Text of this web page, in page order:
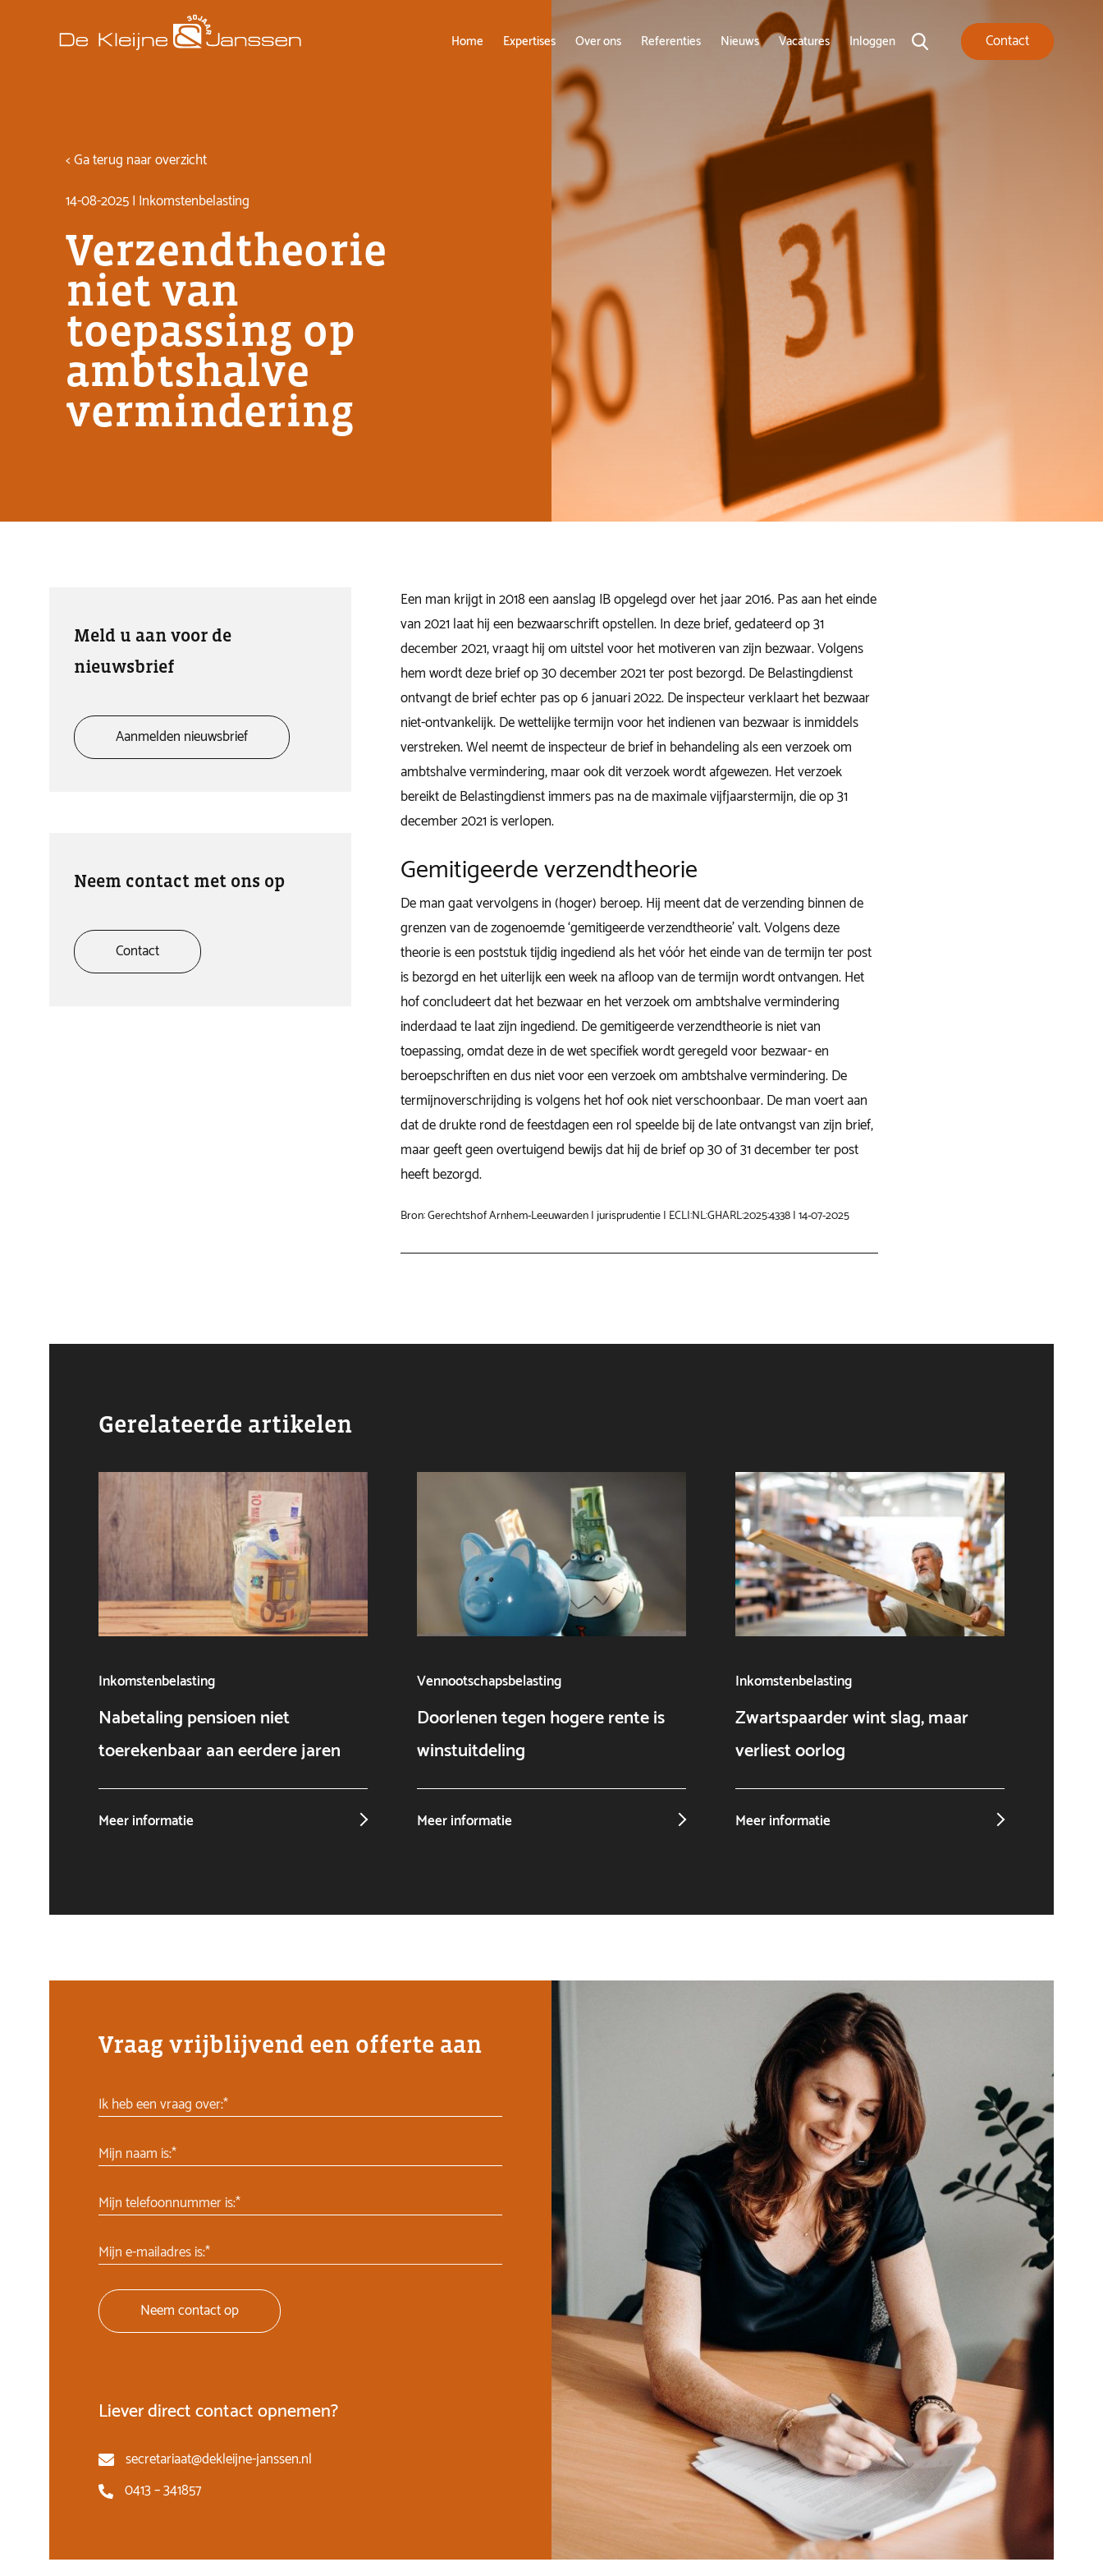
Home Expertises Over ons Referenties Nieuws Vacatures Inloggen Contact
< Ga terug naar overzicht
14-08-2025 | Inkomstenbelasting
Verzendtheorie
niet van
toepassing op
ambtshalve
vermindering
Meld u aan voor de
nieuwsbrief
Aanmelden nieuwsbrief
Neem contact met ons op
Contact
Een man krijgt in 2018 een aanslag IB opgelegd over het jaar 2016. Pas aan het einde
van 2021 laat hij een bezwaarschrift opstellen. In deze brief, gedateerd op 31
december 2021, vraagt hij om uitstel voor het motiveren van zijn bezwaar. Volgens
hem wordt deze brief op 30 december 2021 ter post bezorgd. De Belastingdienst
ontvangt de brief echter pas op 6 januari 2022. De inspecteur verklaart het bezwaar
niet-ontvankelijk. De wettelijke termijn voor het indienen van bezwaar is inmiddels
verstreken. Wel neemt de inspecteur de brief in behandeling als een verzoek om
ambtshalve vermindering, maar ook dit verzoek wordt afgewezen. Het verzoek
bereikt de Belastingdienst immers pas na de maximale vijfjaarstermijn, die op 31
december 2021 is verlopen.
Gemitigeerde verzendtheorie
De man gaat vervolgens in (hoger) beroep. Hij meent dat de verzending binnen de
grenzen van de zogenoemde ‘gemitigeerde verzendtheorie’ valt. Volgens deze
theorie is een poststuk tijdig ingediend als het vóór het einde van de termijn ter post
is bezorgd en het uiterlijk een week na afloop van de termijn wordt ontvangen. Het
hof concludeert dat het bezwaar en het verzoek om ambtshalve vermindering
inderdaad te laat zijn ingediend. De gemitigeerde verzendtheorie is niet van
toepassing, omdat deze in de wet specifiek wordt geregeld voor bezwaar- en
beroepschriften en dus niet voor een verzoek om ambtshalve vermindering. De
termijnoverschrijding is volgens het hof ook niet verschoonbaar. De man voert aan
dat de drukte rond de feestdagen een rol speelde bij de late ontvangst van zijn brief,
maar geeft geen overtuigend bewijs dat hij de brief op 30 of 31 december ter post
heeft bezorgd.
Bron: Gerechtshof Arnhem-Leeuwarden | jurisprudentie | ECLI:NL:GHARL:2025:4338 | 14-07-2025
Gerelateerde artikelen
Inkomstenbelasting
Nabetaling pensioen niet
toerekenbaar aan eerdere jaren
Meer informatie
Vennootschapsbelasting
Doorlenen tegen hogere rente is
winstuitdeling
Meer informatie
Inkomstenbelasting
Zwartspaarder wint slag, maar
verliest oorlog
Meer informatie
Vraag vrijblijvend een offerte aan
Ik heb een vraag over:*
Mijn naam is:*
Mijn telefoonnummer is:*
Mijn e-mailadres is:*
Neem contact op
Liever direct contact opnemen?
secretariaat@dekleijne-janssen.nl
0413 – 341857